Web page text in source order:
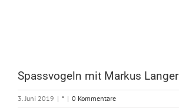
Spassvogeln mit Markus Langer
3. Juni 2019 | * | 0 Kommentare